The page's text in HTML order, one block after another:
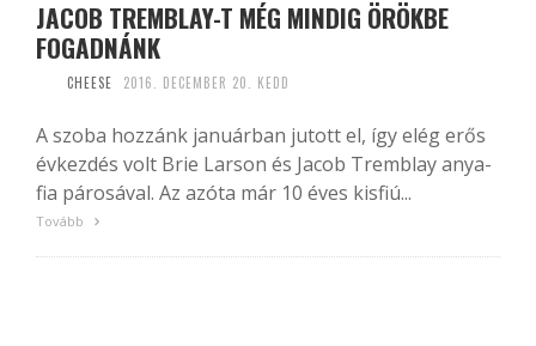
JACOB TREMBLAY-T MÉG MINDIG ÖRÖKBE
FOGADNÁNK
CHEESE 2016. DECEMBER 20. KEDD
A szoba hozzánk januárban jutott el, így elég erős
évkezdés volt Brie Larson és Jacob Tremblay anya-
fia párosával. Az azóta már 10 éves kisfiú...
Tovább